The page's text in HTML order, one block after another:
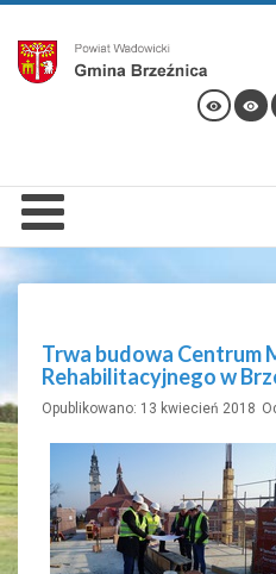
Trwa budowa Centrum
Rehabilitacyjnego w
Opublikowano: 13 kwiecień 2018